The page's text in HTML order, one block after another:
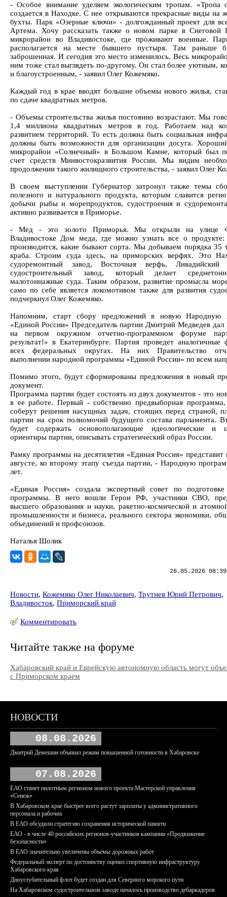
- Особое внимание уделяем экологическим тропам. «Тропа
создается в Находке. С нее открываются прекрасные виды на
бухты. Парк «Озерные ключи» - долгожданный проект для
Артема. Хочу рассказать также о новом парке в Снеговой
микрорайон во Владивостоке, где проживают военные.
располагается на месте бывшего пустыря. Там раньше
заброшенная. И сегодня это место изменилось. Весь
ним тоже стал выглядеть по-другому. Он стал более уютным,
и благоустроенным, - заявил Олег Кожемяко.
Каждый год в крае вводят большие объемы нового жилья,
по сдаче квадратных метров.
- Объемы строительства жилья постоянно возрастают. Мы
1,4 миллиона квадратных метров в год. Работаем над
развитием территорий. То есть должна быть социальная
должны быть возможности для организации досуга.
микрорайон «Солнечный» в Большом Камне, который был
счет средств Минвостокразвития России. Мы видим
продолжении такого жилищного строительства, - заявил Олег
В своем выступлении Губернатор затронул также темы
полезного и натурального продукта, которым славится
добычи рыбы и морепродуктов, судостроения и
активно развивается в Приморье.
- Мед - это золото Приморья. Мы открыли на улице
Владивостоке Дом меда, где можно узнать все о
производится, какие бывают сорта. Мы добываем порядка 35
краба. Строим суда здесь, на приморских верфях. Это
судоремонтный завод, Восточная верфь, Ливадийский
судостроительный завод, который делает
малотоннажные суда. Таким образом, развитие промысла
само по себе является локомотивом также для развития
подчеркнул Олег Кожемяко.
Напомним, старт сбору предложений в новую Народную
«Единой России» Председатель партии Дмитрий Медведев дал
на первом окружном отчетно-программном форуме
результат!» в Екатеринбурге. Партия проведет
всех федеральных округах. На них Правительство
выполнении народной программы «Единой России» по всем
Помимо этого, будут сформированы предложения в новый
документ.
Программа партии будет состоять из двух документов - это
в ее работе. Первый - собственно предвыборная
соберут решения насущных задач, стоящих перед страной,
партии на срок полномочий будущего состава парламента.
будет содержать основополагающие идеологические и
ориентиры партии, описывать стратегический образ России.
Рамку программы на десятилетия «Единая Россия»
августе, ко второму этапу съезда партии, - Народную
лет.
«Единая Россия» создала экспертный совет по
программы. В него вошли Герои РФ, участники СВО,
высшего образования и науки, ракетно-космической и
промышленности и бизнеса, реального сектора экономики,
объединений и профсоюзов.
Наталья Шолик
26.05.2026
Новости, Кожемяко Олег Николаевич, Трутнев Юрий Петрович,
Владивосток, Приморский край
Комментировать
Читайте также на форуме
Хабаровский край и Еврейскую автономную область могут
с Приморском краем
НОВОСТИ
08.08.2026
Дмитрий Демешин объявил режим повышенной готовности в Хабаровске
07.08.2026
ЕАО станет пилотным регионом нового проекта Мастерской управления
«Сенеж»
В Хабаровском крае быстрее всего растут зарплаты у административного
персонала и рабочих
В ЕАО обсудили стратегию сохранения исторической памяти
ЕАО - в числе 40 российских регионов-участников кампании «Продвижение
безопасности»
В ЕАО значительно увеличены объемы дорожных работ
Федеральный эксперт по достоинству оценил спортивную инфраструктуру
Хабаровского края
Дноуглубительный флот будет создан для Северного морского пути
На Хабаровском судостроительном заводе началось производство дебаркадеров